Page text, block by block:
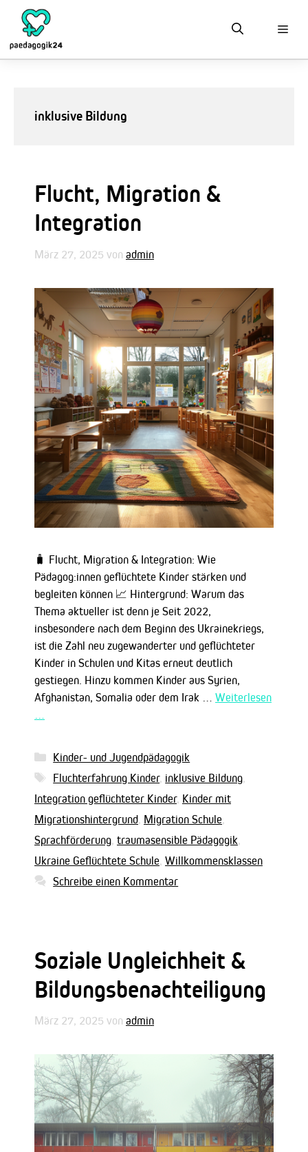
Inhalt
springen
inklusive Bildung
Flucht, Migration &
Integration
März 27, 2025 von admin
🧳 Flucht, Migration & Integration: Wie
Pädagog:innen geflüchtete Kinder stärken und
begleiten können 📈 Hintergrund: Warum das
Thema aktueller ist denn je Seit 2022,
insbesondere nach dem Beginn des Ukrainekriegs,
ist die Zahl neu zugewanderter und geflüchteter
Kinder in Schulen und Kitas erneut deutlich
gestiegen. Hinzu kommen Kinder aus Syrien,
Afghanistan, Somalia oder dem Irak … Weiterlesen
Kategorien
Kinder- und Jugendpädagogik
Schlagwörter
Fluchterfahrung Kinder, inklusive Bildung
Integration geflüchteter Kinder, Kinder mit
Migrationshintergrund Migration Schule
Sprachförderung traumasensible Pädagogik
Ukraine Geflüchtete Schule Willkommensklassen
Schreibe einen Kommentar
Soziale Ungleichheit &
Bildungsbenachteiligung
März 27, 2025 von admin